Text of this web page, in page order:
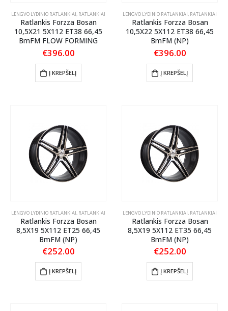
LENGVO LYDINIO RATLANKIAI, RATLANKIAI
Ratlankis Forzza Bosan
10,5X21 5X112 ET38 66,45
BmFM FLOW FORMING
€396.00
Į KREPŠELĮ
LENGVO LYDINIO RATLANKIAI, RATLANKIAI
Ratlankis Forzza Bosan
10,5X22 5X112 ET38 66,45
BmFM (NP)
€396.00
Į KREPŠELĮ
LENGVO LYDINIO RATLANKIAI, RATLANKIAI
Ratlankis Forzza Bosan
8,5X19 5X112 ET25 66,45
BmFM (NP)
€252.00
Į KREPŠELĮ
LENGVO LYDINIO RATLANKIAI, RATLANKIAI
Ratlankis Forzza Bosan
8,5X19 5X112 ET35 66,45
BmFM (NP)
€252.00
Į KREPŠELĮ